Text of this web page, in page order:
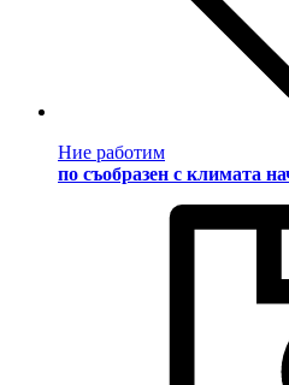
Ние работим
по съобразен с климата